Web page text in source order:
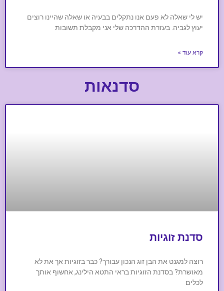
יש לי שאלה לא פעם אנו נתקלים בבעיה או שאלה שהיינו רוצים
יעוץ לגביה. בעזרת ההדרכה שלי אני מקבלת תשובות
קרא עוד »
סדנאות
סדנת זוגיות
רוצה למגנט את הבן זוג הנכון עבורך? כבר בזוגיות אך את לא
מאושרת? בסדנת הזוגיות בראי התטא הילינג, אחשוף אותך
לכלים